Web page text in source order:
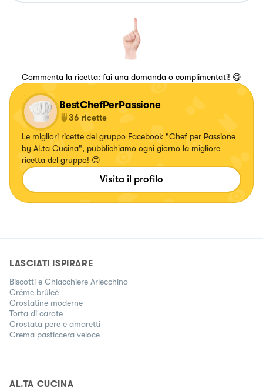
Commenta la ricetta: fai una domanda o complimentati! 😋
BestChefPerPassione
36 ricette
Le migliori ricette del gruppo Facebook "Chef per Passione
by Al.ta Cucina", pubblichiamo ogni giorno la migliore
ricetta del gruppo! 😍
Visita il profilo
LASCIATI ISPIRARE
Biscotti e Chiacchiere Arlecchino
Créme brûleè
Crostatine moderne
Torta di carote
Crostata pere e amaretti
Crema pasticcera veloce
AL.TA CUCINA